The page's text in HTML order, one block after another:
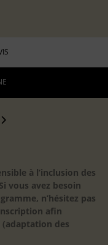
à l’inclusion des
vous avez besoin
n’hésitez pas
afin
des